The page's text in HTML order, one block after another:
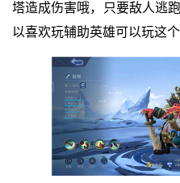
塔造成伤害哦，只要敌人逃
以喜欢玩辅助英雄可以玩这